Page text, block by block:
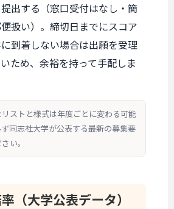
出する（窓口受付はなし・簡
扱い）。締切日までにスコア
到着しない場合は出願を受理
ため、余裕を持って手配しま
ストと様式は年度ごとに変わる可能
同志社大学が公表する最新の募集要
い。
（大学公表データ）